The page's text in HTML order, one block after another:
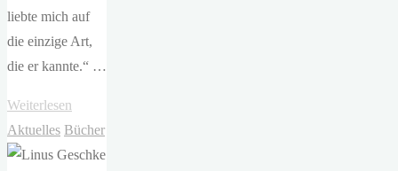
liebte mich auf
die einzige Art,
die er kannte.“ …
Weiterlesen
Broadbent
–
Aktuelles Bücher